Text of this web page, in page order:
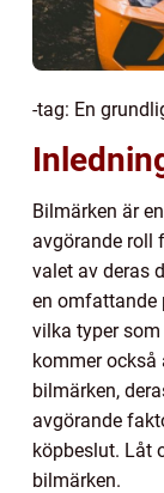
-tag: En
Bilmärken är
avgörande roll
valet av deras
en omfattande
vilka typer
kommer
bilmärken,
avgörande
köpbeslut. Låt
bilmärken.